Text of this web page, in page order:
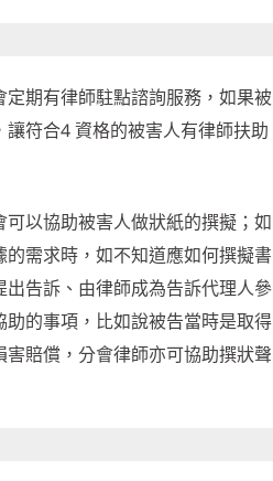
期有律師駐點諮詢服務，如果被
符合4 資格的被害人有律師扶助
以協助被害人做狀紙的撰擬；如
需求時，如不知道應如何撰擬書
告訴、由律師成為告訴代理人參
的事項，比如說被告當時是取得
賠償，分會律師亦可協助撰狀聲